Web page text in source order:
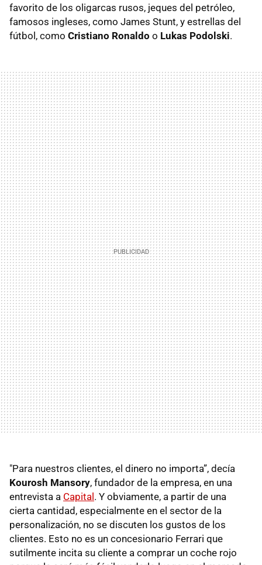
favorito de los oligarcas rusos, jeques del petróleo,
famosos ingleses, como James Stunt, y estrellas del
fútbol, como Cristiano Ronaldo o Lukas Podolski.
"Para nuestros clientes, el dinero no importa”, decía
Kourosh Mansory, fundador de la empresa, en una
entrevista a Capital. Y obviamente, a partir de una
cierta cantidad, especialmente en el sector de la
personalización, no se discuten los gustos de los
clientes. Esto no es un concesionario Ferrari que
sutilmente incita su cliente a comprar un coche rojo